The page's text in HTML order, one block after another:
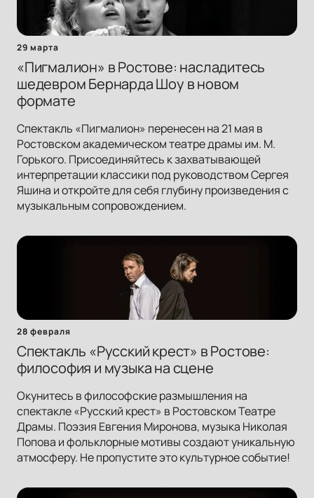
29 марта
«Пигмалион» в Ростове: насладитесь
шедевром Бернарда Шоу в новом
формате
Спектакль «Пигмалион» перенесен на 21 мая в
Ростовском академическом театре драмы им. М.
Горького. Присоединяйтесь к захватывающей
интерпретации классики под руководством Сергея
Яшина и откройте для себя глубину произведения с
музыкальным сопровождением.
28 февраля
Спектакль «Русский крест» в Ростове:
философия и музыка на сцене
Окунитесь в философские размышления на
спектакле «Русский крест» в Ростовском Театре
Драмы. Поэзия Евгения Миронова, музыка Николая
Попова и фольклорные мотивы создают уникальную
атмосферу. Не пропустите это культурное событие!